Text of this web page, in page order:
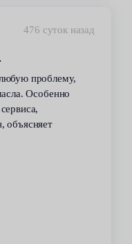
476 суток назад
проблему,
Особенно
объясняет